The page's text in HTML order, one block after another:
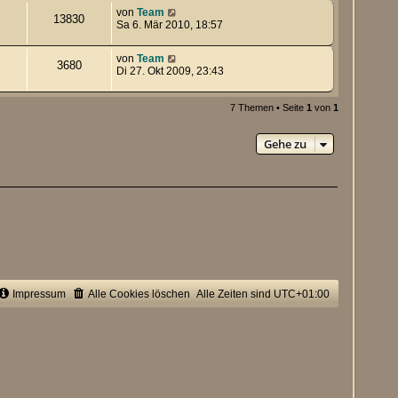
13830 von Team
Sa 6. Mär 2010, 18:57
3680 von Team
Di 27. Okt 2009, 23:43
7 Themen • Seite 1 von 1
Gehe zu
Alle Zeiten sind UTC+01:00
Alle Cookies löschen
Impressum